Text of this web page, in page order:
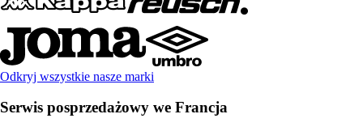
Odkryj wszystkie nasze marki
Serwis posprzedażowy we Francja